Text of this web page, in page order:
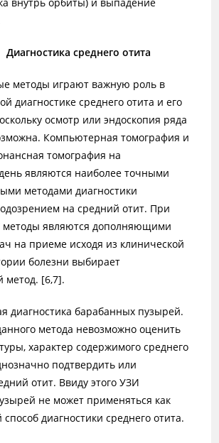
Диагностика среднего отита
играют важную роль в
диагностике среднего отита и его
осмотр или эндоскопия ряда
Компьютерная томография и
томография на
являются наиболее точными
методами диагностики
на средний отит. При
методы являются дополняющими
на приеме исходя из клинической
болезни выбирает
метод. [6,7].
диагностика барабанных пузырей.
метода невозможно оценить
характер содержимого среднего
подтвердить или
отит. Ввиду этого УЗИ
не может применяться как
диагностики среднего отита.